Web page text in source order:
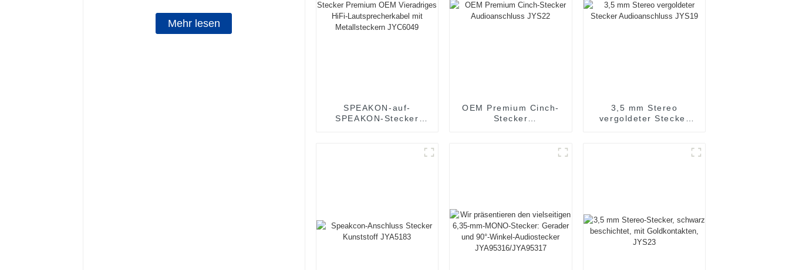
Mehr lesen
SPEAKON-auf-
SPEAKON-Stecker
Lautsprecherkabel mit
OEM Premium Cinch-
Stecker
3,5 mm Stereo
vergoldeter Stecker